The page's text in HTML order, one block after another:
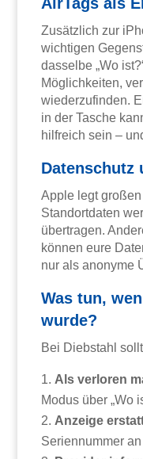
Zusätzlich zur
wichtigen
dasselbe „Wo
Möglichkeiten,
wiederzufinden.
in der Tasche
hilfreich sein –
Datenschutz
Apple legt
Standortdaten
übertragen.
können eure
nur als anonyme
Was tun,
wurde?
Bei Diebstahl
Als verloren
Modus über „Wo
Anzeige
Seriennummer an